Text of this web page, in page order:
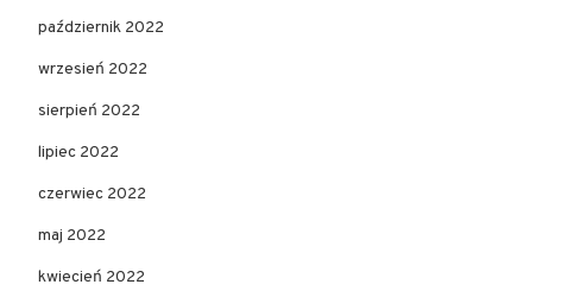
październik 2022
wrzesień 2022
sierpień 2022
lipiec 2022
czerwiec 2022
maj 2022
kwiecień 2022